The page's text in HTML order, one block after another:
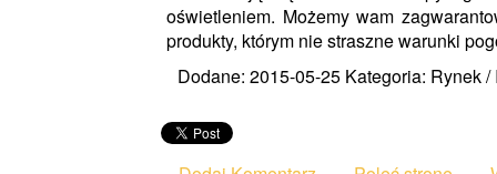
oświetleniem. Możemy wam
produkty, którym nie straszne warunki
Dodane: 2015-05-25 Kategoria: Rynek